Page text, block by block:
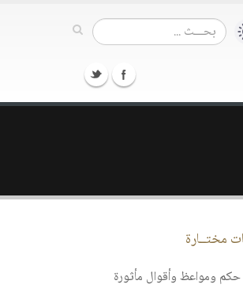
مختــارة
حكم ومواعظ وأقوال مأثورة